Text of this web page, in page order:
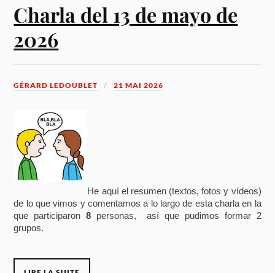
Charla del 13 de mayo de
2026
GÉRARD LEDOUBLET 21 MAI 2026
He aquí el resumen (textos, fotos y vídeos)
de lo que vimos y comentamos a lo largo de esta charla en la
que participaron 8 personas, así que pudimos formar 2
grupos.